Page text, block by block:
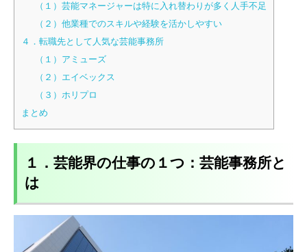
（１）芸能マネージャーは特に入れ替わりが多く人手不足
（２）他業種でのスキルや経験を活かしやすい
４．転職先として人気な芸能事務所
（１）アミューズ
（２）エイベックス
（３）ホリプロ
まとめ
１．芸能界の仕事の１つ：芸能事務所と
は